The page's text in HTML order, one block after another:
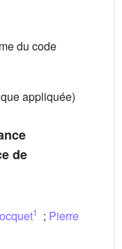
du code
appliquée)
de
1 ; Pierre